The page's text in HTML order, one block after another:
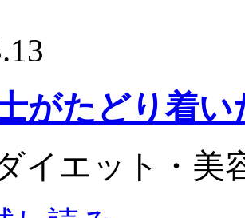
がたどり着
イエット・美